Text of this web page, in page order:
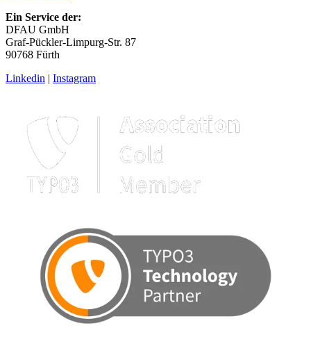
Ein Service der:
DFAU GmbH
Graf-Pückler-Limpurg-Str. 87
90768 Fürth
Linkedin | Instagram